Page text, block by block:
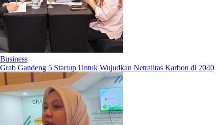
Business
Grab Gandeng 5 Startup Untuk Wujudkan Netralitas Karbon di 2040